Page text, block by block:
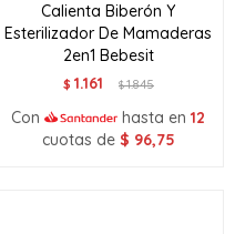
Calienta Biberón Y
Esterilizador De Mamaderas
2en1 Bebesit
$ 1.161 $1.845
Con hasta en 12
cuotas de $ 96,75